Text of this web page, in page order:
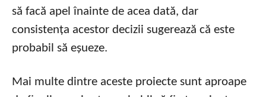
să facă apel înainte de acea dată, dar
consistența acestor decizii sugerează că este
probabil să eșueze.
Mai multe dintre aceste proiecte sunt aproape